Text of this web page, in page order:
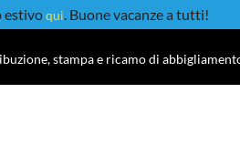
estivoqui. Buone vacanze a tutti!
stampa e ricamo di